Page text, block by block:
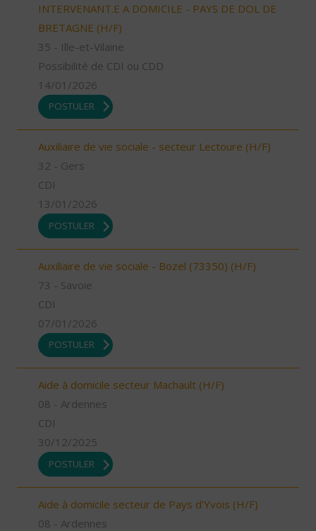
INTERVENANT.E A DOMICILE - PAYS DE DOL DE
BRETAGNE (H/F)
35 - Ille-et-Vilaine
Possibilité de CDI ou CDD
14/01/2026
POSTULER
Auxiliaire de vie sociale - secteur Lectoure (H/F)
32 - Gers
CDI
13/01/2026
POSTULER
Auxiliaire de vie sociale - Bozel (73350) (H/F)
73 - Savoie
CDI
07/01/2026
POSTULER
Aide à domicile secteur Machault (H/F)
08 - Ardennes
CDI
30/12/2025
POSTULER
Aide à domicile secteur de Pays d'Yvois (H/F)
08 - Ardennes